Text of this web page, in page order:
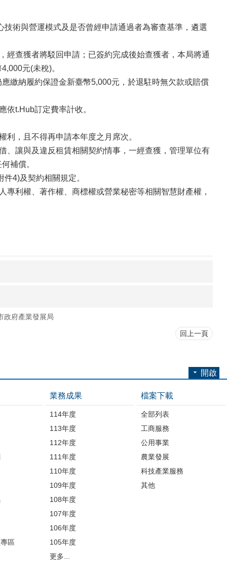
術與營運模式及是否曾經申請通過者為審查基準，遴選
經查獲者將駁回申請；已簽約完成後始查獲者，本局將通
元(未稅)。
繳納履約保證金新臺幣5,000元，於退駐時無欠款或賠償
依t.Hub訂定費率計收。
，且不得再申請本年度之月席次。
、讓與及違反租賃相關契約情事，一經查獲，管理單位有
補償。
4)及契約相關規定。
利權、著作權、商標權或營業秘密等相關智慧財產權，
政府產業發展局
回上一頁
開啟
區
業務成果
114年度
113年度
112年度
111年度
110年度
109年度
108年度
107年度
106年度
105年度
更多...
檔案下載
全部列表
工商服務
公用事業
農業發展
科技產業服務
其他